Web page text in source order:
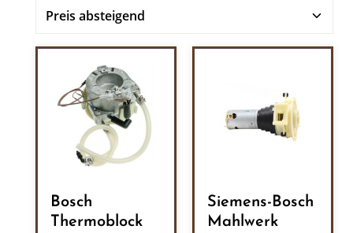
Bosch
Thermoblock
Siemens-Bosch
Mahlwerk